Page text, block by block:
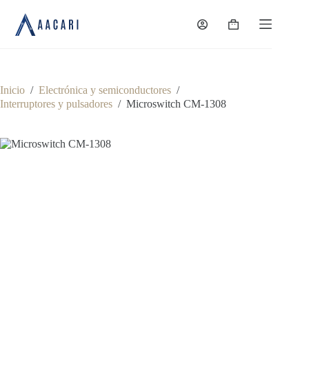
contenido
Carro
Inicio / Electrónica y semiconductores /
Interruptores y pulsadores / Microswitch CM-1308